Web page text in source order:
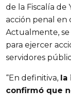
de la Fiscalía
acción penal en
Actualmente, se
para ejercer
servidores
“En definitiva,
confirmó que